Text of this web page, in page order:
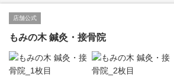
店舗公式
もみの木 鍼灸・接骨院